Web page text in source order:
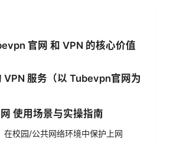
官网 和 VPN 的核心价值
VPN 服务（以 Tubevpn官网为
使用场景与实操指南
在校园/公共网络环境中保护上网